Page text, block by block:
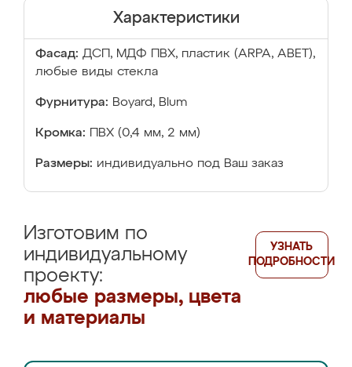
Характеристики
Фасад: ДСП, МДФ ПВХ, пластик (ARPA, ABET),
любые виды стекла
Фурнитура: Boyard, Blum
Кромка: ПВХ (0,4 мм, 2 мм)
Размеры: индивидуально под Ваш заказ
Изготовим по
индивидуальному
проекту:
любые размеры, цвета
и материалы
УЗНАТЬ
ПОДРОБНОСТИ